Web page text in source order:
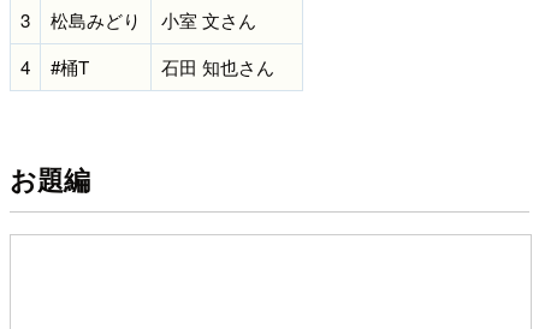
3
松島みどり
小室 文さん
4
#桶T 石田 知也さん
お題編